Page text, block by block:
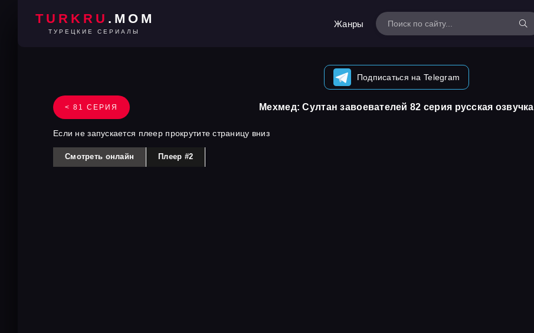
TURKRU .MOM
ТУРЕЦКИЕ СЕРИАЛЫ
Жанры
Подписаться на Telegram
< 81 СЕРИЯ Мехмед: Султан завоевателей 82 серия русская озвучка
Если не запускается плеер прокрутите страницу вниз
Смотреть онлайн Плеер #2